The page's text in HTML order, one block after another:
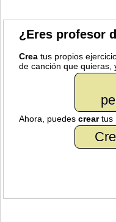
¿Eres profesor
Crea tus propios
de canción que quieras,
Ahora, puedescreartus